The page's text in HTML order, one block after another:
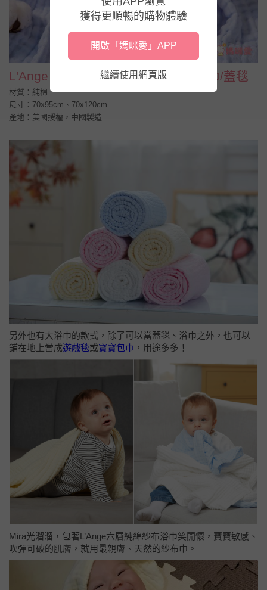
L'Ange 棉之境 6層、9層純棉紗布浴巾/蓋毯
材質：純棉
尺寸：70x95cm、70x120cm
產地：美國授權，中國製造
另外也有大浴巾的款式，除了可以當蓋毯、浴巾之外，也可以
鋪在地上當成遊戲毯或寶寶包巾 ，用途多多！
Mira光溜溜，包著L’Ange六層純綿紗布浴巾笑開懷，寶寶敏感、
吹彈可破的肌膚，就用最親膚、天然的紗布巾。
獲得更順暢的購物體驗
開啟「媽咪愛」APP
繼續使用網頁版